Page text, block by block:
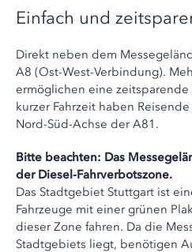
Einfach und
Direkt neben dem
A8 (Ost-West-Verbindung).
ermöglichen eine
kurzer Fahrzeit haben
Nord-Süd-Achse der A81.
Bitte beachten: Das
der Diesel-Fahrverbotszone.
Das Stadtgebiet Stuttgart ist
Fahrzeuge mit einer grünen
dieser Zone fahren. Da die
Stadtgebiets liegt, benötigen